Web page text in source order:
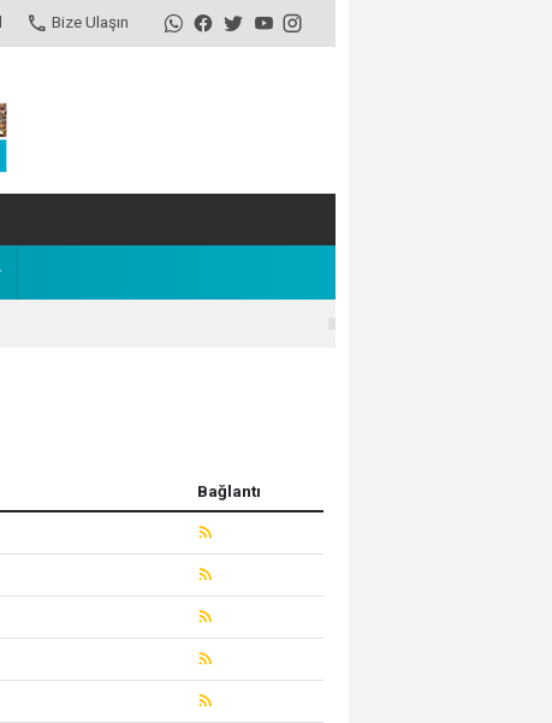
Bize Ulaşın
Bağlantı